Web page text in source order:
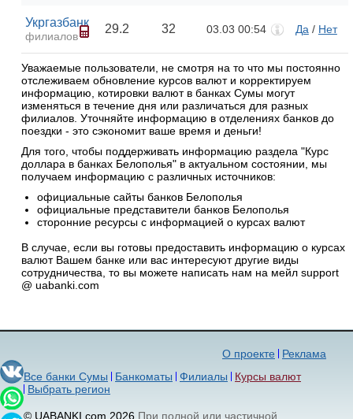
Укргазбанк
филиалов
29.2 32 03.03 00:54 Да / Нет
Уважаемые пользователи, не смотря на то что мы постоянно
отслеживаем обновление курсов валют и корректируем
информацию, котировки валют в банках Сумы могут
изменяться в течение дня или различаться для разных
филиалов. Уточняйте информацию в отделениях банков до
поездки - это сэкономит ваше время и деньги!
Для того, чтобы поддерживать информацию раздела "Курс
доллара в банках Белополья" в актуальном состоянии, мы
получаем информацию с различных источников:
официальные сайты банков Белополья
официальные представители банков Белополья
сторонние ресурсы с информацией о курсах валют
В случае, если вы готовы предоставить информацию о курсах
валют Вашем банке или вас интересуют другие виды
сотрудничества, то вы можете написать нам на мейл support
@ uabanki.com
Реклама
О проекте
Все банки Сумы
Банкоматы Филиалы
Курсы валют
Выбрать регион
© UABANKI.com 2026 При полной или частичной